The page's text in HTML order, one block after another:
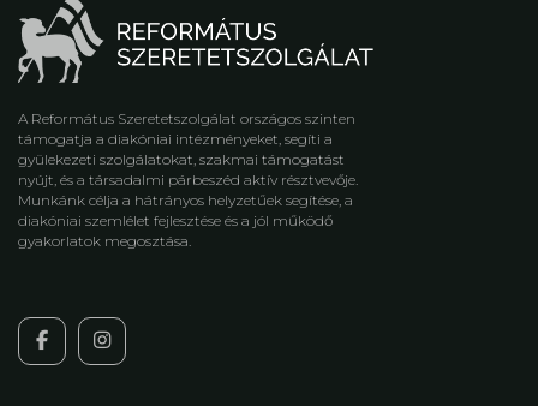
A Református Szeretetszolgálat országos szinten
támogatja a diakóniai intézményeket, segíti a
gyülekezeti szolgálatokat, szakmai támogatást
nyújt, és a társadalmi párbeszéd aktív résztvevője.
Munkánk célja a hátrányos helyzetűek segítése, a
diakóniai szemlélet fejlesztése és a jól működő
gyakorlatok megosztása.